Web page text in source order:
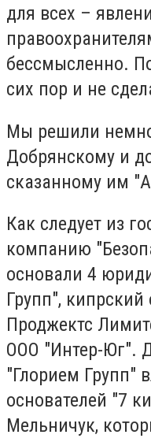
для всех –
бессмысленно.
сих пор и не
Мы решили
Добрянскому и
сказанному им
Как следует из
компанию
основали 4
Групп",
Проджектс
ООО "Интер-Юг".
"Глорием Групп"
основателей "7
Мельничук,